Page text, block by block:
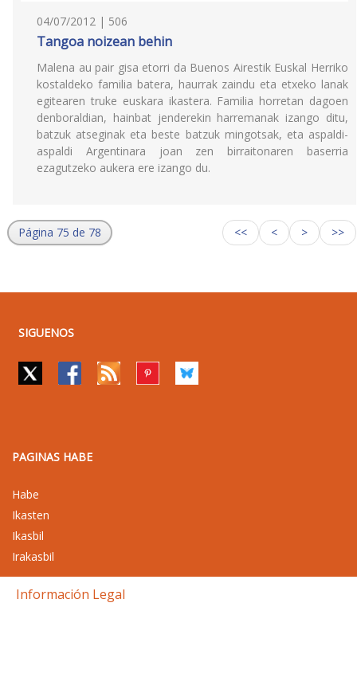
04/07/2012 | 506
Tangoa noizean behin
Malena au pair gisa etorri da Buenos Airestik Euskal Herriko
kostaldeko familia batera, haurrak zaindu eta etxeko lanak
egitearen truke euskara ikastera. Familia horretan dagoen
denboraldian, hainbat jenderekin harremanak izango ditu,
batzuk atseginak eta beste batzuk mingotsak, eta aspaldi-
aspaldi Argentinara joan zen birraitonaren baserria
ezagutzeko aukera ere izango du.
Página 75 de 78 << < > >>
SIGUENOS
PAGINAS HABE
Habe
Ikasten
Ikasbil
Irakasbil
Información Legal